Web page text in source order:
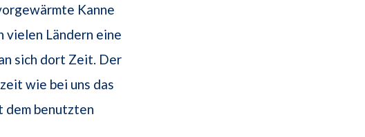
Kanne
vielen Ländern eine
sich dort Zeit. Der
wie bei uns das
dem benutzten